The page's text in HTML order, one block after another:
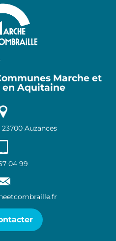
Marche et
en Aquitaine
23700 Auzances
04 99